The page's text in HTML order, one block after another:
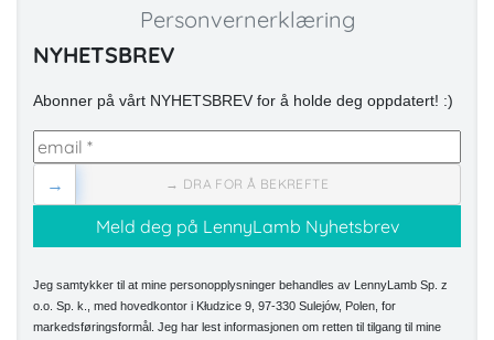
Personvernerklæring
NYHETSBREV
Abonner på vårt NYHETSBREV for å holde deg oppdatert! :)
→ DRA FOR Å BEKREFTE
→
Jeg samtykker til at mine personopplysninger behandles av LennyLamb Sp. z
o.o. Sp. k., med hovedkontor i Kłudzice 9, 97-330 Sulejów, Polen, for
markedsføringsformål. Jeg har lest informasjonen om retten til tilgang til mine